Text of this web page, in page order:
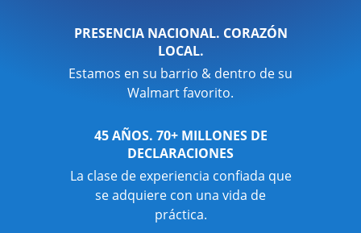
PRESENCIA NACIONAL. CORAZÓN
LOCAL.
Estamos en su barrio & dentro de su
Walmart favorito.
45 AÑOS. 70+ MILLONES DE
DECLARACIONES
La clase de experiencia confiada que
se adquiere con una vida de
práctica.